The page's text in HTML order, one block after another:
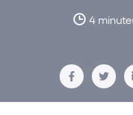
4